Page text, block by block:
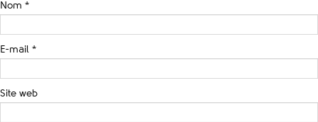
Nom *
E-mail *
Site web